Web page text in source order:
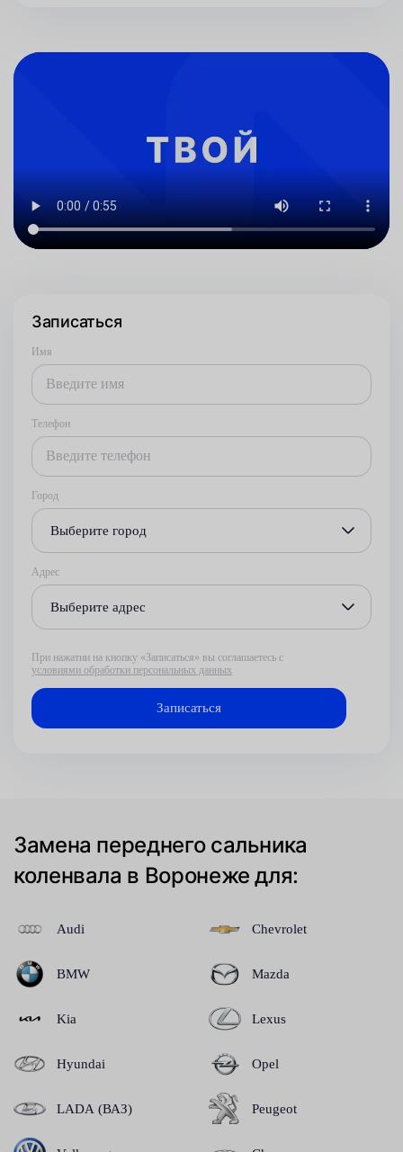
Записаться
Имя
Телефон
Город
Выберите город
Адрес
Выберите адрес
При нажатии на кнопку «Записаться» вы соглашаетесь с
условиями обработки персональных данных
Замена переднего сальника
коленвала в Воронеже для:
Audi
BMW
Kia
Hyundai
LADA (ВАЗ)
Chevrolet
Mazda
Lexus
Opel
Peugeot